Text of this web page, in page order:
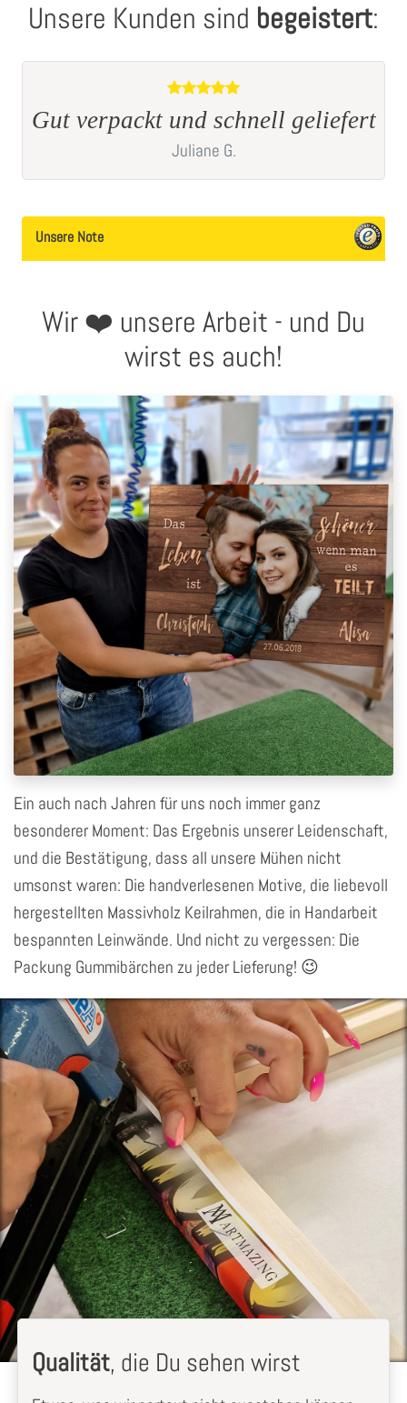
Unsere Kunden sind begeistert:
Datum und Schriftform in
Altdeutsch
Claudia W.
Unsere Note
Wir ❤️ unsere Arbeit - und Du
wirst es auch!
Ein auch nach Jahren für uns noch immer ganz
besonderer Moment: Das Ergebnis unserer Leidenschaft,
und die Bestätigung, dass all unsere Mühen nicht
umsonst waren: Die handverlesenen Motive, die liebevoll
hergestellten Massivholz Keilrahmen, die in Handarbeit
bespannten Leinwände. Und nicht zu vergessen: Die
Packung Gummibärchen zu jeder Lieferung! 😉
Qualität, die Du sehen wirst